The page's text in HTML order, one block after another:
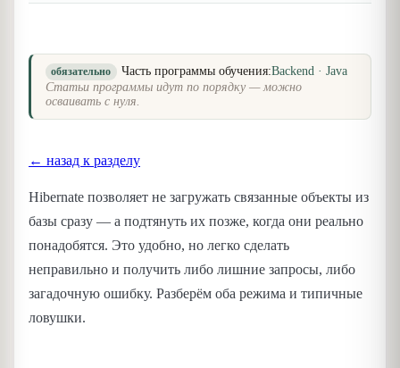
обязательно Часть программы обучения:Backend · Java
Статьи программы идут по порядку — можно
осваивать с нуля.
← назад к разделу
Hibernate позволяет не загружать связанные объекты из
базы сразу — а подтянуть их позже, когда они реально
понадобятся. Это удобно, но легко сделать
неправильно и получить либо лишние запросы, либо
загадочную ошибку. Разберём оба режима и типичные
ловушки.